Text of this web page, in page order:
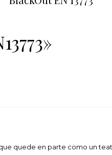
quede en parte como un